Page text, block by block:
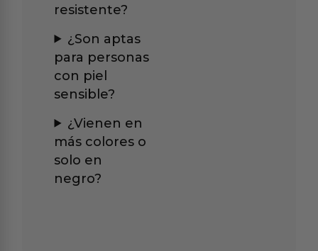
resistente?
¿Son aptas
para personas
con piel
sensible?
¿Vienen en
más colores o
solo en
negro?